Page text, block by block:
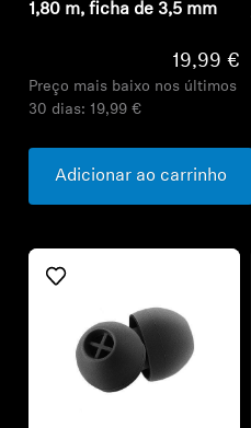
1,80 m, ficha de 3,5 mm
19,99 €
Preço mais baixo nos últimos
30 dias: 19,99 €
Adicionar ao carrinho